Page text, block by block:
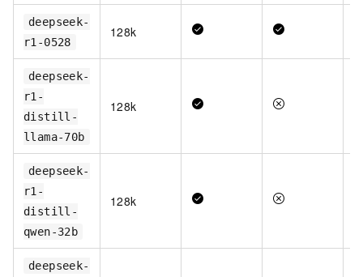
deepseek-
r1-0528
128k
deepseek-
r1-
distill-
llama-70b
128k
deepseek-
r1-
distill-
qwen-32b
128k
deepseek-